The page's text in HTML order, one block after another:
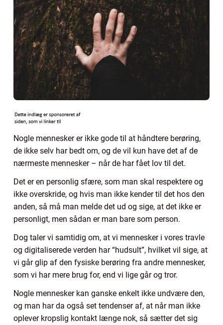
Nogle mennesker er ikke gode til at håndtere berøring,
de ikke selv har bedt om, og de vil kun have det af de
nærmeste mennesker – når de har fået lov til det.
Det er en personlig sfære, som man skal respektere og
ikke overskride, og hvis man ikke kender til det hos den
anden, så må man melde det ud og sige, at det ikke er
personligt, men sådan er man bare som person.
Dog taler vi samtidig om, at vi mennesker i vores travle
og digitaliserede verden har “hudsult”, hvilket vil sige, at
vi går glip af den fysiske berøring fra andre mennesker,
som vi har mere brug for, end vi lige går og tror.
Nogle mennesker kan ganske enkelt ikke undvære den,
og man har da også set tendenser af, at når man ikke
oplever kropslig kontakt længe nok, så sætter det sig